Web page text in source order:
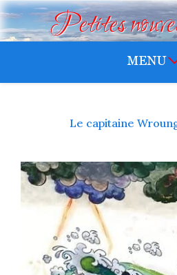
Petites
Le capitaine